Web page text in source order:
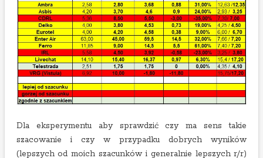
Dla eksperymentu aby sprawdzić czy ma sens takie
szacowanie i czy w przypadku dobrych wyników
(lepszych od moich szacunków i generalnie lepszych r/r)